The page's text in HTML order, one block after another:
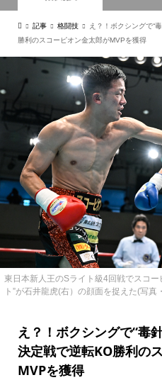
記事 格闘技
え？！ボクシングで“
勝利のスコーピオン金太郎がMVPを獲得
東日本新人王のSライト級4回戦でスコ
ト”が石井龍虎(右）の顔面を捉えた(写真
え？！ボクシングで“毒
決定戦で逆転KO勝利の
MVPを獲得